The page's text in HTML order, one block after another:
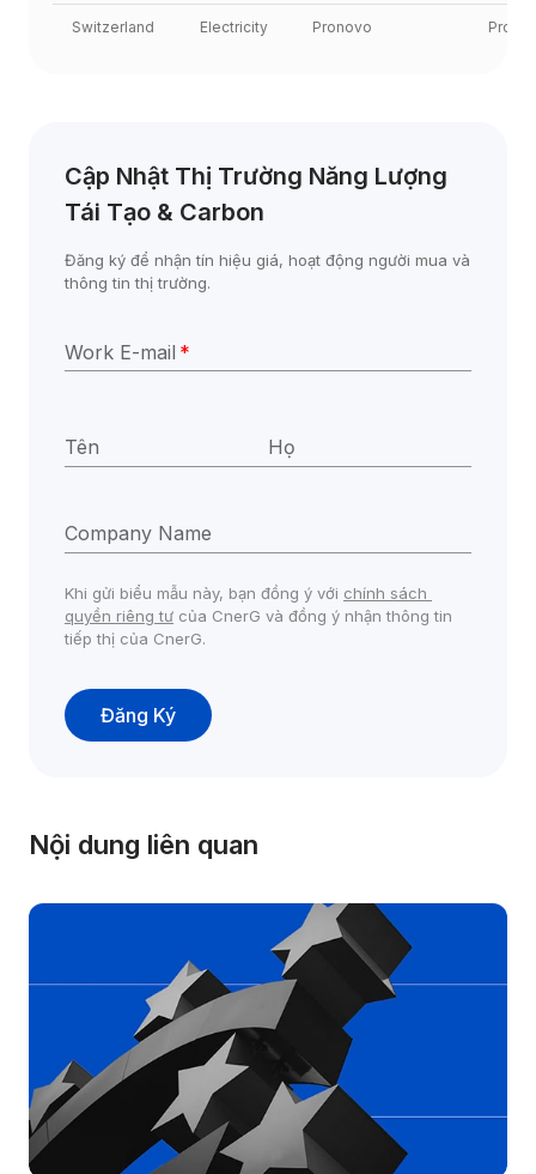
Switzerland Electricity Pronovo
Cập Nhật Thị Trường Năng Lượng
Tái Tạo & Carbon
Đăng ký để nhận tín hiệu giá, hoạt động người mua và
thông tin thị trường.
Work E-mail *
Tên Họ
Company Name
Khi gửi biểu mẫu này, bạn đồng ý với chính sách
quyền riêng tư của CnerG và đồng ý nhận thông tin
tiếp thị của CnerG.
Đăng Ký
Nội dung liên quan